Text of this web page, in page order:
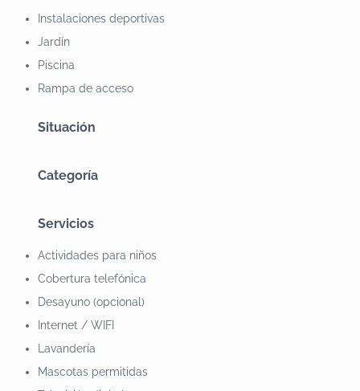
queijo caseiros.
Instalaciones deportivas
Jardín
Piscina
Rampa de acceso
Situación
Categoría
Servicios
Actividades para niños
Cobertura telefónica
Desayuno (opcional)
Internet / WIFI
Lavandería
Mascotas permitidas